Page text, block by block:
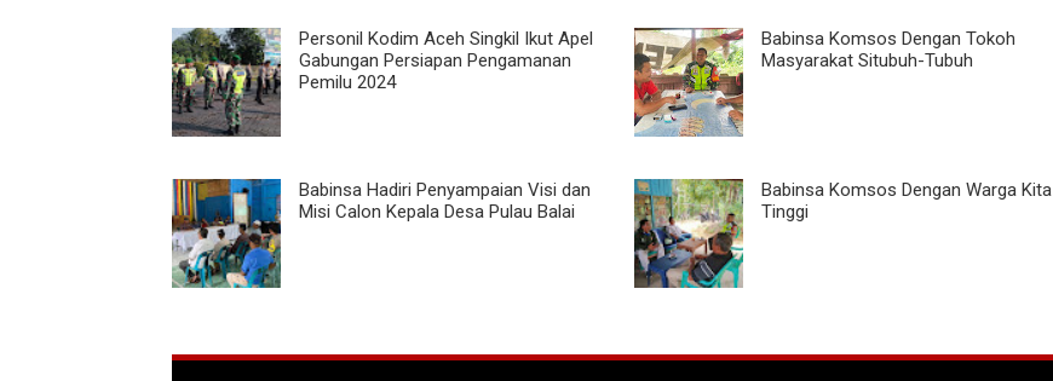
Personil Kodim Aceh Singkil Ikut Apel
Gabungan Persiapan Pengamanan
Pemilu 2024
Babinsa Komsos Dengan Tokoh
Masyarakat Situbuh-Tubuh
Babinsa Hadiri Penyampaian Visi dan
Misi Calon Kepala Desa Pulau Balai
Babinsa Komsos Dengan Warga Kita
Tinggi